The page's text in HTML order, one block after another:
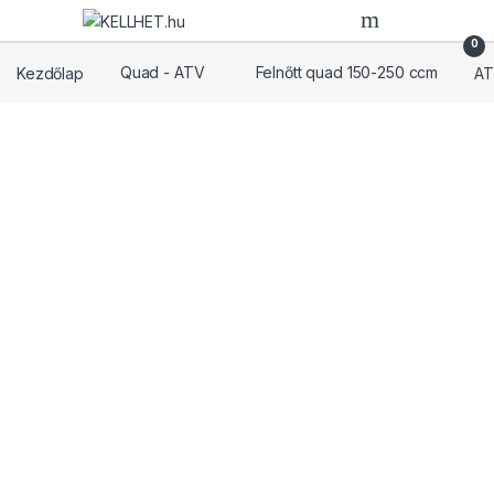
Skip to navigation
Skip to content
0
Kezdőlap Quad - ATV Felnőtt quad 150-250 ccm